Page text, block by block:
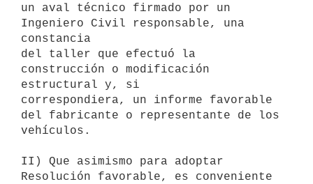
un aval técnico firmado por un
Ingeniero Civil responsable, una
constancia
del taller que efectuó la
construcción o modificación
estructural y, si
correspondiera, un informe favorable
del fabricante o representante de los
vehículos.
II) Que asimismo para adoptar
Resolución favorable, es conveniente